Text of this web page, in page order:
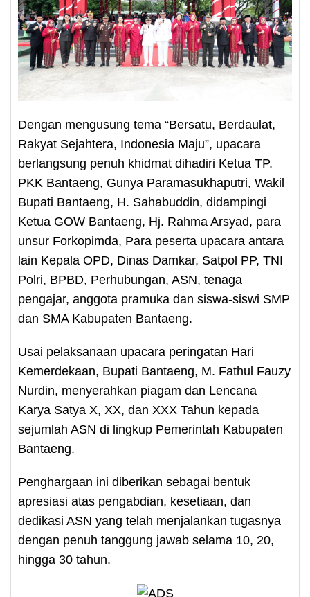
Dengan mengusung tema “Bersatu, Berdaulat,
Rakyat Sejahtera, Indonesia Maju”, upacara
berlangsung penuh khidmat dihadiri Ketua TP.
PKK Bantaeng, Gunya Paramasukhaputri, Wakil
Bupati Bantaeng, H. Sahabuddin, didampingi
Ketua GOW Bantaeng, Hj. Rahma Arsyad, para
unsur Forkopimda, Para peserta upacara antara
lain Kepala OPD, Dinas Damkar, Satpol PP, TNI
Polri, BPBD, Perhubungan, ASN, tenaga
pengajar, anggota pramuka dan siswa-siswi SMP
dan SMA Kabupaten Bantaeng.
Usai pelaksanaan upacara peringatan Hari
Kemerdekaan, Bupati Bantaeng, M. Fathul Fauzy
Nurdin, menyerahkan piagam dan Lencana
Karya Satya X, XX, dan XXX Tahun kepada
sejumlah ASN di lingkup Pemerintah Kabupaten
Bantaeng.
Penghargaan ini diberikan sebagai bentuk
apresiasi atas pengabdian, kesetiaan, dan
dedikasi ASN yang telah menjalankan tugasnya
dengan penuh tanggung jawab selama 10, 20,
hingga 30 tahun.